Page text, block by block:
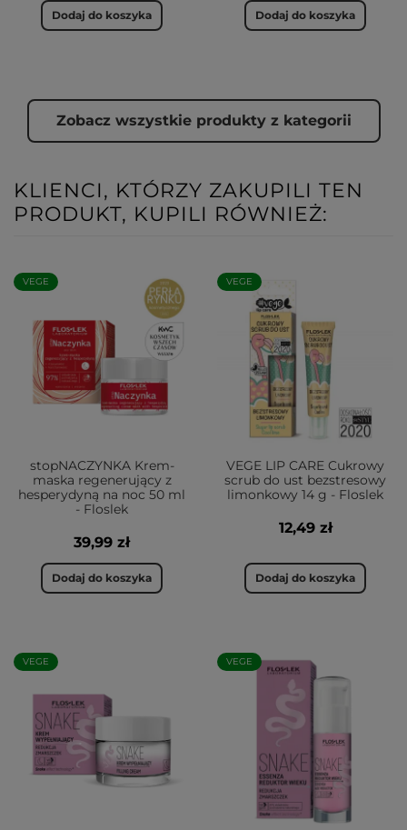
Dodaj do koszyka Dodaj do koszyka
Zobacz wszystkie produkty z kategorii
KLIENCI, KTÓRZY ZAKUPILI TEN
PRODUKT, KUPILI RÓWNIEŻ:
VEGE
stopNACZYNKA Krem-
maska regenerujący z
hesperydyną na noc 50 ml
- Floslek
39,99 zł
Dodaj do koszyka
VEGE
VEGE LIP CARE Cukrowy
scrub do ust bezstresowy
limonkowy 14 g - Floslek
12,49 zł
Dodaj do koszyka
VEGE VEGE